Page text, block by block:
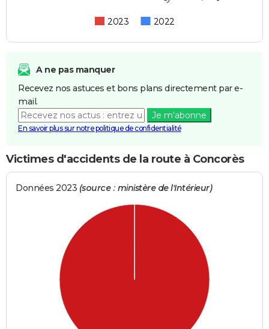
2023 2022
A ne pas manquer
Recevez nos astuces et bons plans directement par e-
mail.
Je m'abonne
En savoir plus sur notre politique de confidentialité
Victimes d'accidents de la route à Concorès
Données 2023 (source : ministère de l'Intérieur)